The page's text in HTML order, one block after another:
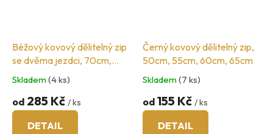
Béžový kovový dělitelný zip
se dvěma jezdci, 70cm,
75cm, 80cm, 90cm, 100cm,
120cm
Skladem(4 ks)
od 285 Kč / ks
DETAIL
Černý kovový dělitelný zip,
50cm, 55cm, 60cm, 65cm
Skladem(7 ks)
od 155 Kč / ks
DETAIL